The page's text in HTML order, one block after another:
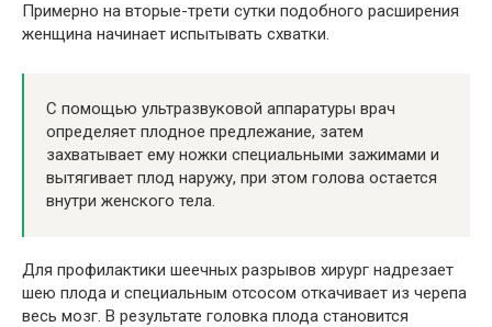
Примерно на вторые-трети сутки подобного расширения
женщина начинает испытывать схватки.
С помощью ультразвуковой аппаратуры врач
определяет плодное предлежание, затем
захватывает ему ножки специальными зажимами и
вытягивает плод наружу, при этом голова остается
внутри женского тела.
Для профилактики шеечных разрывов хирург надрезает
шею плода и специальным отсосом откачивает из черепа
весь мозг. В результате головка плода становится